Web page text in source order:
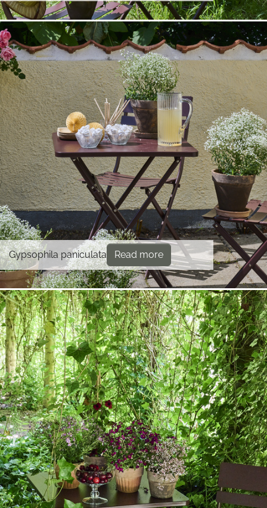
Gypsophila paniculata Read more